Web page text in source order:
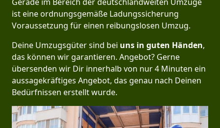
ist eine ordnungsgemäße Ladungssicherung
Voraussetzung für einen reibungslosen Umzug.
Deine Umzugsgüter sind bei uns in guten Händen,
das können wir garantieren. Angebot? Gerne
übersenden wir Dir innerhalb von nur 4 Minuten ein
aussagekräftiges Angebot, das genau nach Deinen
Bedürfnissen erstellt wurde.